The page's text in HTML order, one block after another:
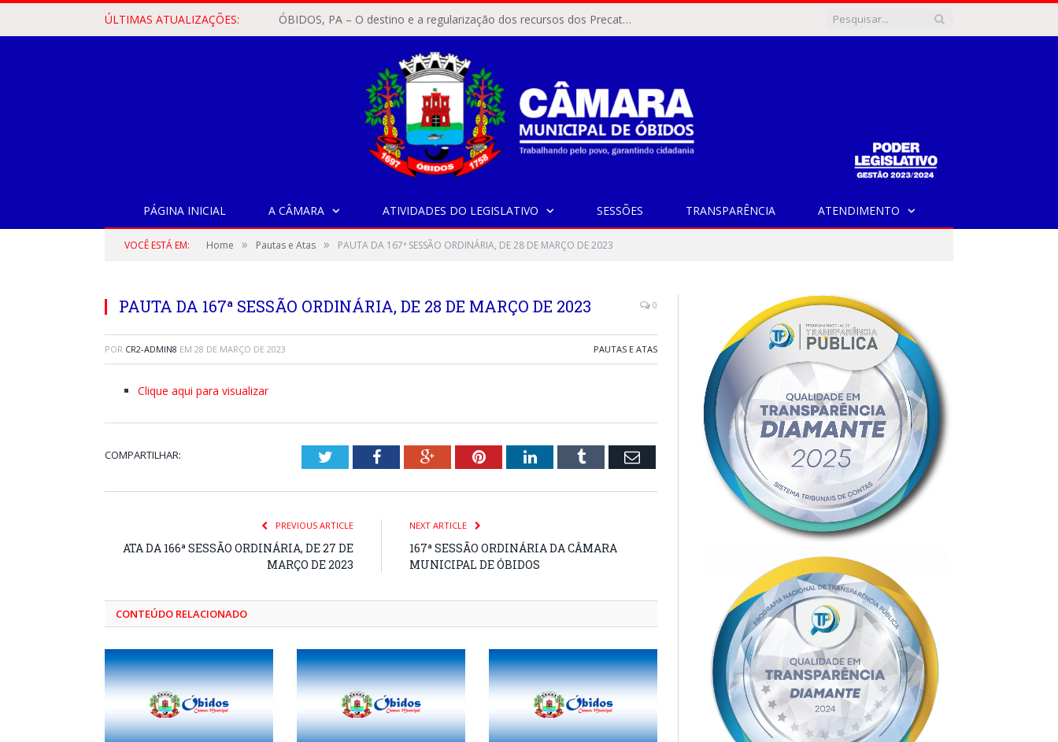
ÚLTIMAS ATUALIZAÇÕES: ÓBIDOS, PA – O destino e a regularização dos recursos dos Precatórios do FUNDEF (Fundo de Manutenção e Desenvolvimento do Ensino Fundamental e de Valorização do Magistério) voltaram a pautar as discussões na Câmara Municipal de Óbidos.
PÁGINA INICIAL A CÂMARA ATIVIDADES DO LEGISLATIVO SESSÕES TRANSPARÊNCIA ATENDIMENTO
VOCÊ ESTÁ EM: Home » Pautas e Atas » PAUTA DA 167ª SESSÃO ORDINÁRIA, DE 28 DE MARÇO DE 2023
PAUTA DA 167ª SESSÃO ORDINÁRIA, DE 28 DE MARÇO DE 2023 0
POR CR2-ADMIN8 EM 28 DE MARÇO DE 2023 PAUTAS E ATAS
Clique aqui para visualizar
COMPARTILHAR: TwitterFacebookGoogle+PinterestLinkedInTumblr Email
PREVIOUS ARTICLE
ATA DA 166ª SESSÃO ORDINÁRIA, DE 27 DE
MARÇO DE 2023
NEXT ARTICLE
167ª SESSÃO ORDINÁRIA DA CÂMARA
MUNICIPAL DE ÓBIDOS
CONTEÚDO RELACIONADO